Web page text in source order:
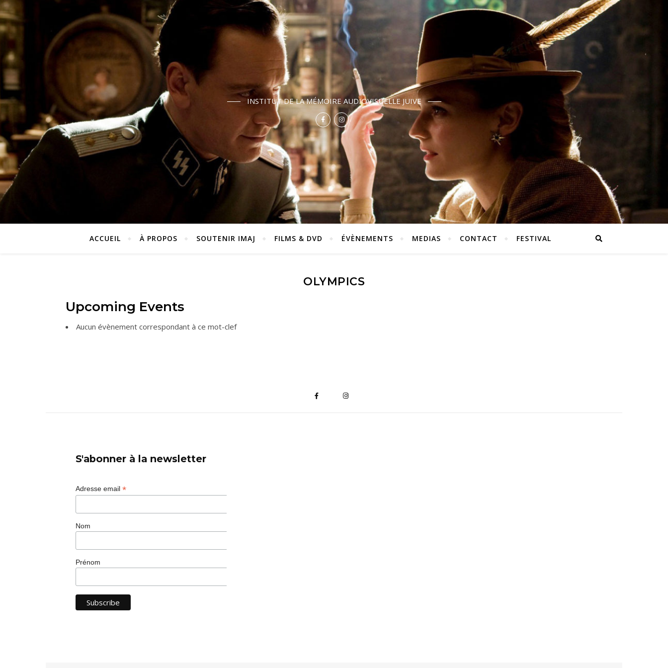
INSTITUT DE LA MÉMOIRE AUDIOVISUELLE JUIVE
ACCUEIL À PROPOS SOUTENIR IMAJ FILMS & DVD ÉVÈNEMENTS MEDIAS CONTACT FESTIVAL
OLYMPICS
Upcoming Events
Aucun évènement correspondant à ce mot-clef
S'abonner à la newsletter
Adresse email *
Nom
Prénom